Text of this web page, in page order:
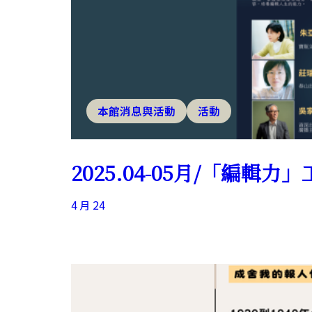
本館消息與活動 活動
2025.04-05月/「編輯力」
4 月 24